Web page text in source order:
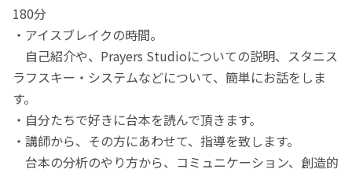
180分
・アイスブレイクの時間。
自己紹介や、Prayers Studioについての説明、スタニス
ラフスキー・システムなどについて、簡単にお話をしま
す。
・自分たちで好きに台本を読んで頂きます。
・講師から、その方にあわせて、指導を致します。
台本の分析のやり方から、コミュニケーション、創造的